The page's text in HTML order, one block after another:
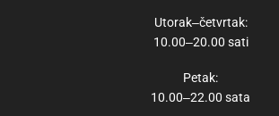
Utorak‒četvrtak:
10.00‒20.00 sati
Petak:
10.00‒22.00 sata